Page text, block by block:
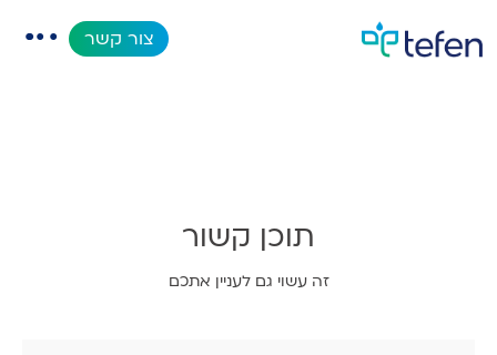
צור קשר MixRite 2.5
תוכן קשור
זה עשוי גם לעניין אתכם